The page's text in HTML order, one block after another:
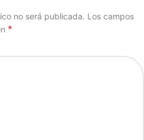
no será publicada. Los campos
*